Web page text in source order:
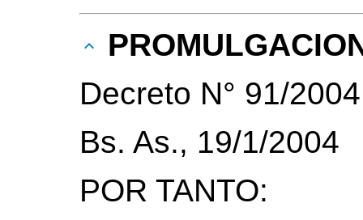
Decreto N° 91/2004
Bs. As., 19/1/2004
POR TANTO: